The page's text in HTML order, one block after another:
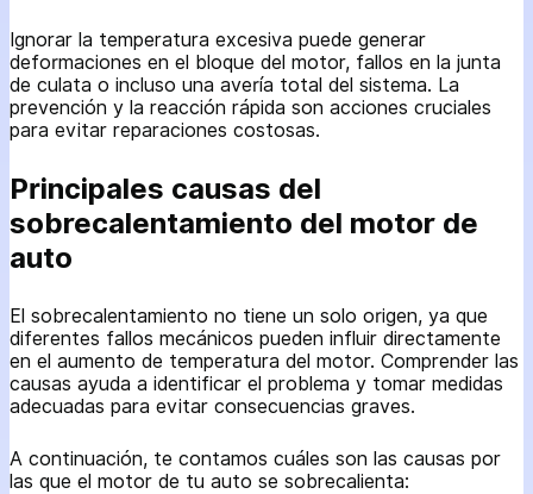
Ignorar la temperatura excesiva puede generar
deformaciones en el bloque del motor, fallos en la junta
de culata o incluso una avería total del sistema. La
prevención y la reacción rápida son acciones cruciales
para evitar reparaciones costosas.
Principales causas del
sobrecalentamiento del motor de
auto
El sobrecalentamiento no tiene un solo origen, ya que
diferentes fallos mecánicos pueden influir directamente
en el aumento de temperatura del motor. Comprender las
causas ayuda a identificar el problema y tomar medidas
adecuadas para evitar consecuencias graves.
A continuación, te contamos cuáles son las causas por
las que el motor de tu auto se sobrecalienta: